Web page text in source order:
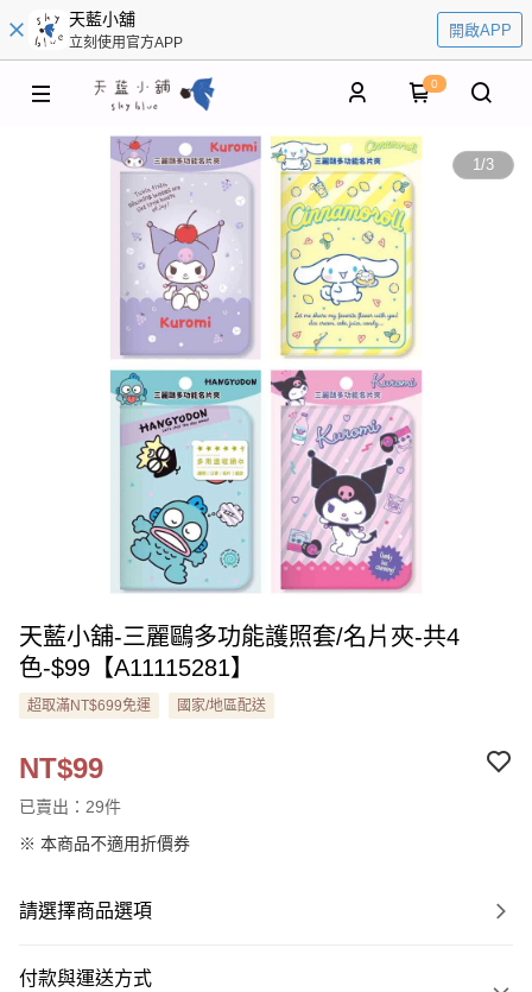
天藍小舖
立刻使用官方APP
開啟APP
0
1/3
天藍小舖-三麗鷗多功能護照套/名片夾-共4
色-$99【A11115281】
超取滿NT$699免運 國家/地區配送
NT$99
已賣出：29件
※ 本商品不適用折價券
請選擇商品選項
付款與運送方式